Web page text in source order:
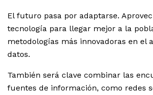
El futuro pasa por adaptarse.
tecnología para llegar mejor a la
metodologías más innovadoras en el
datos.
También será clave combinar las
fuentes de información, como redes